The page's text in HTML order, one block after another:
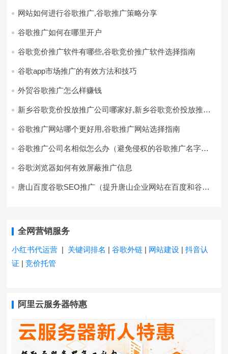
网站如何进行谷歌推广,谷歌推广策略分享
谷歌推广如何在哪里开户
谷歌竞价推广软件有哪些,谷歌竞价推广软件选择指南
谷歌app市场推广的有效方法和技巧
外贸谷歌推广怎么样赚钱
新乡谷歌竞价投放推广公司哪家好,新乡谷歌竞价投放推广
谷歌推广网站哪个更好用,谷歌推广网站选择指南
谷歌推广公司名相似怎么办（避免侵权的谷歌推广名字选
谷歌浏览器如何有效屏蔽推广信息
唐山百度谷歌SEO推广（提升唐山企业网站在百度和谷歌
全网营销服务
小红书代运营 | 关键词排名 |谷歌外链 | 网站建设 |抖音认
证 |竞价托管
阿里云服务器特惠